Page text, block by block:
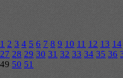
1 2 3 4 5 6 7 8 9 10 11 12 13 14
27 28 29 30 31 32 33 34 35 36
49 50 51